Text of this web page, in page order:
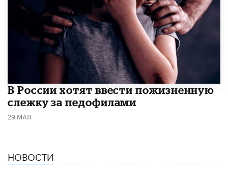
В России хотят ввести пожизненную
слежку за педофилами
29 МАЯ
НОВОСТИ